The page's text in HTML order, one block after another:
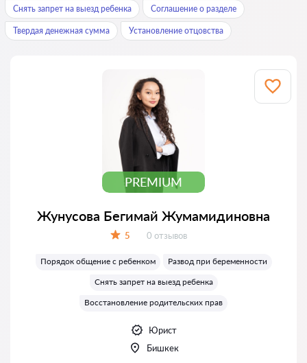
Снять запрет на выезд ребенка Соглашение о разделе
Твердая денежная сумма Установление отцовства
PREMIUM
Жунусова Бегимай Жумамидиновна
5 Отзывов:
0 отзывов
Порядок общение с ребенком
Развод при беременности
Снять запрет на выезд ребенка
Восстановление родительских прав
Юрист
Бишкек